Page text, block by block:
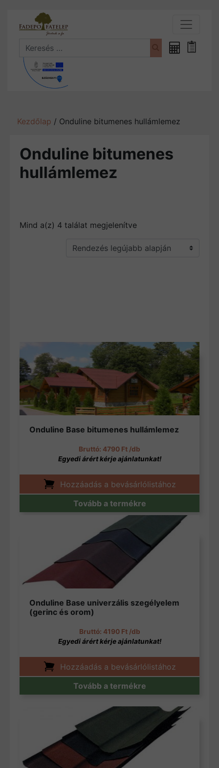
Search
Fűrészáru
Kezdőlap / Onduline bitumenes hullámlemez
Onduline bitumenes
hullámlemez
Mind a(z) 4 találat megjelenítveSorted by latest
Onduline Base bitumenes hullámlemez
4790 Ft /db
Hozzáadás a bevásárlólistához
Tovább a termékre
Onduline Base univerzális szegélyelem
(gerinc és orom)
4190 Ft/db
Hozzáadás a bevásárlólistához
Tovább a termékre